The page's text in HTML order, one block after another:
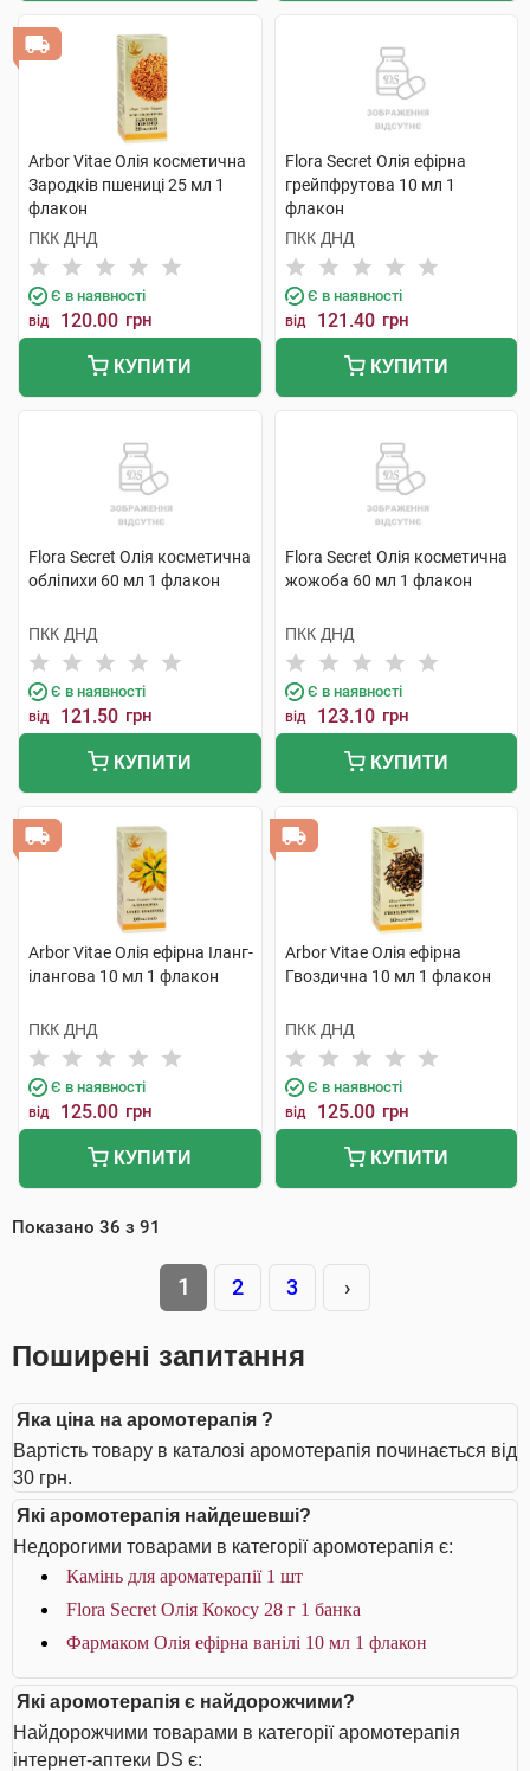
Arbor Vitae Олія косметична
Зародків пшениці 25 мл 1
флакон
ПКК ДНД
Є в наявності
від 120.00 грн
КУПИТИ
Flora Secret Олія ефірна
грейпфрутова 10 мл 1
флакон
ПКК ДНД
Є в наявності
від 121.40 грн
КУПИТИ
Flora Secret Олія косметична
обліпихи 60 мл 1 флакон
ПКК ДНД
Є в наявності
від 121.50 грн
КУПИТИ
Flora Secret Олія косметична
жожоба 60 мл 1 флакон
ПКК ДНД
Є в наявності
від 123.10 грн
КУПИТИ
Arbor Vitae Олія ефірна Іланг-
ілангова 10 мл 1 флакон
ПКК ДНД
Є в наявності
від 125.00 грн
КУПИТИ
Arbor Vitae Олія ефірна
Гвоздична 10 мл 1 флакон
ПКК ДНД
Є в наявності
від 125.00 грн
КУПИТИ
Показано 36 з 91
1 2 3 ›
Поширені запитання
Яка ціна на аромотерапія ?
Вартість товару в каталозі аромотерапія починається від
30 грн.
Які аромотерапія найдешевші?
Недорогими товарами в категорії аромотерапія є:
Камінь для ароматерапії 1 шт
Flora Secret Олія Кокосу 28 г 1 банка
Фармаком Олія ефірна ванілі 10 мл 1 флакон
Які аромотерапія є найдорожчими?
Найдорожчими товарами в категорії аромотерапія
інтернет-аптеки DS є: